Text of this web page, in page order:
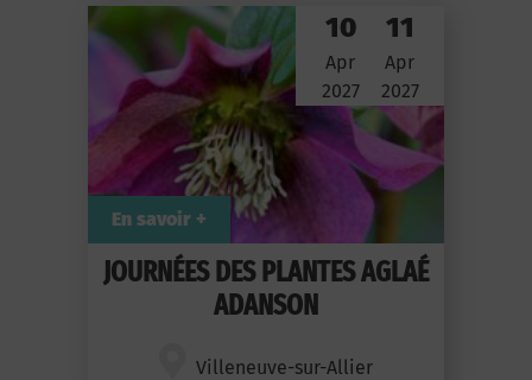
JOURNÉES DES PLANTES AGLAÉ
ADANSON
Villeneuve-sur-Allier
10
Apr
2027
11
Apr
2027
En savoir +